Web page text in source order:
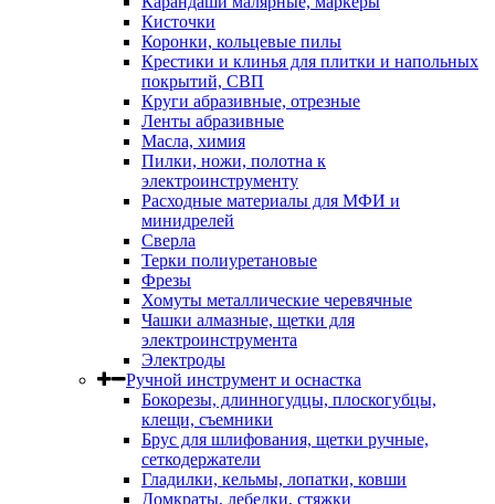
Кисточки
Коронки, кольцевые пилы
Крестики и клинья для плитки и напольных
покрытий, СВП
Круги абразивные, отрезные
Ленты абразивные
Масла, химия
Пилки, ножи, полотна к
электроинструменту
Расходные материалы для МФИ и
минидрелей
Сверла
Терки полиуретановые
Фрезы
Хомуты металлические черевячные
Чашки алмазные, щетки для
электроинструмента
Электроды
Ручной инструмент и оснастка
Бокорезы, длинногудцы, плоскогубцы,
клещи, съемники
Брус для шлифования, щетки ручные,
сеткодержатели
Гладилки, кельмы, лопатки, ковши
Домкраты, лебедки, стяжки